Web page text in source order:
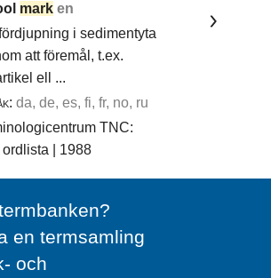
mark en
i sedimentyta
att föremål, t.ex.
ell ...
da, de, es, fi, fr, no, ru
TNC:
| 1988
en termsamling
och